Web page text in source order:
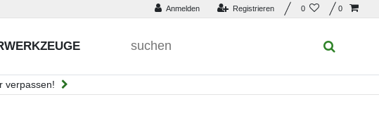
Anmelden Registrieren 0 0
verpassen!